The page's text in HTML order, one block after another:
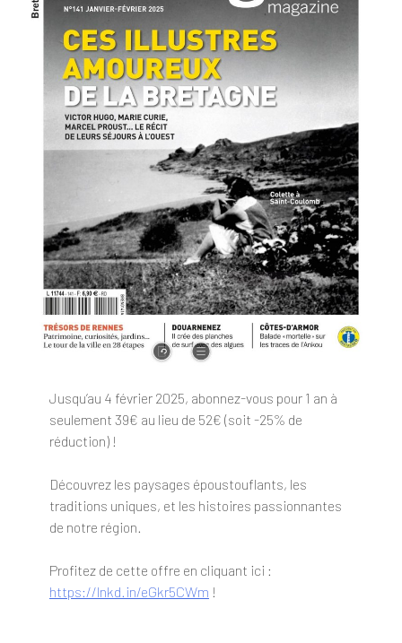
Jusqu’au 4 février 2025, abonnez-vous pour 1 an à
seulement 39€ au lieu de 52€ (soit -25% de
réduction) !
Découvrez les paysages époustouflants, les
traditions uniques, et les histoires passionnantes
de notre région.
Profitez de cette offre en cliquant ici :
https://lnkd.in/eGkr5CWm !